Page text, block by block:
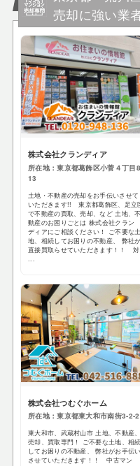
売却に強い業
株式会社クランディア
所在地：東京都葛飾区小菅４丁目
13
土地・不動産の売却をお手伝いさせて
いただきます!! 東京都葛飾区、足立
で不動産の買取、売却、など 土地、不
動産のお困りごとは 株式会社クラン
ディアにご相談ください！ ご不要な土
地、相続してお困りの不動産、 弊社が
直接買取らせていただきます！！ 対
...
株式会社つむぐホーム
所在地：東京都東大和市南街3-2-2
東大和市、武蔵村山市 土地、不動産、
売却、買取専門！ ご不要な土地、相続
してお困りの不動産、 弊社がお手伝い
させていただきます！！ 中古マン